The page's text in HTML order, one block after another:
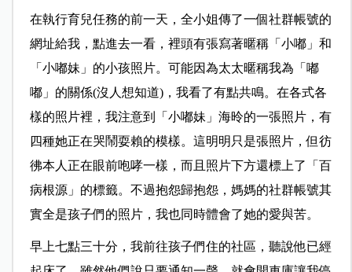
在執行育兒任務的前一天，全小姐傳了一個社群帳號的
網址給我，點進去一看，裡頭有張寫著暱稱「小嘟」和
「小嘟妹」的小孩照片。可能因為太太暱稱我為「嘟
嘟」的關係(沒人想知道)，我看了有點共鳴。在各式各
樣的照片裡，我注意到「小嘟妹」海昤的一張照片，有
四種她正在哭鬧耍賴的模樣。這明明只是張照片，但彷
彿本人正在眼前咆哮一樣，而且照片下方還標上了「百
病根源」的標籤。不過抱怨歸抱怨，媽媽的社群帳號其
實全是孩子們的照片，我也同時體會了她的愛與苦。
早上七點三十分，我前往孩子們住的社區，聽說他已經